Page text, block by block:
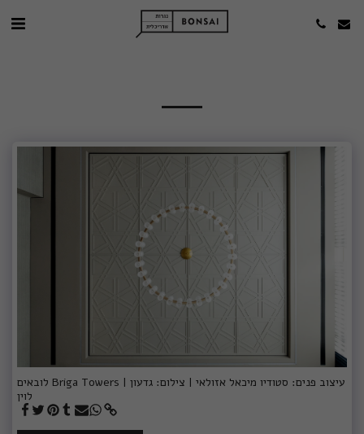
לובאים Briga Towers | עיצוב פנים: סטודיו מיכאל אזולאי | צילום: גדעון
לוין